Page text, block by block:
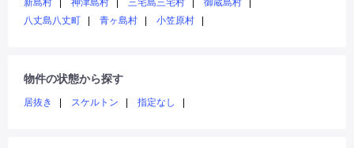
新島村
神津島村 三宅島三宅村
御蔵島村
八丈島八丈町
青ヶ島村 小笠原村
物件の状態から探す
居抜き スケルトン 指定なし